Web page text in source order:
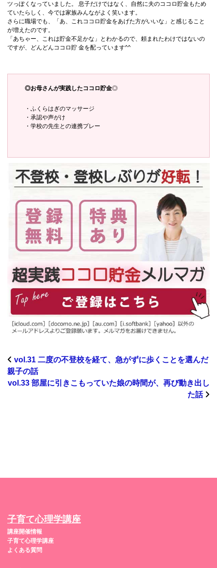
ツっぽくなっていました。 息子だけではなく、自然に夫のココロ貯金もため
ていたらしく、今では家族みんながよく笑います。
さらに職場でも、「あ、これココロ貯金をあげた方がいいな」と感じること
が増えたのです。
「あちゃー、これは貯金不足かな」とわかるので、頼まれたわけではないの
ですが、どんどんココロ貯 金を配っています^^
◎お母さんが実践したココロ貯金◎
・ふくらはぎのマッサージ
・承認や声がけ
・学校の先生との連携プレー
vol.31 二度の不登校を経て、急がずに歩くことを選んだ
親子の話
vol.33 部屋に引きこもっていた娘の時間が、再び動き出し
た話
子育て心理学講座
講座開催情報
子育て心理学講座
よくある質問